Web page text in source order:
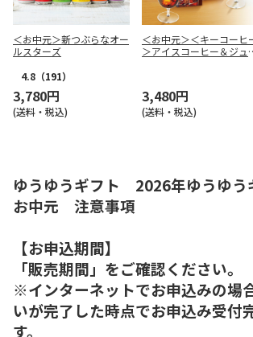
＜お中元＞新つぶらなオー
ルスターズ
4.8 （191）
3,780円
(送料・税込)
＜お中元＞＜キーコーヒ
＞アイスコーヒー＆ジュ
3,480円
(送料・税込)
ゆうゆうギフト 2026年ゆうゆう
お中元 注意事項
【お申込期間】
「販売期間」をご確認ください。
※インターネットでお申込みの場
いが完了した時点でお申込み受付
す。